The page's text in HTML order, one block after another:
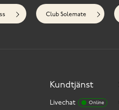
Club Solemate
Kundtjänst
Livechat Online